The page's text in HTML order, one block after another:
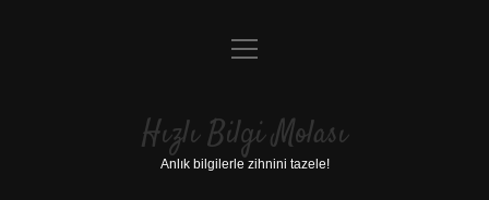
Anasayfa
Yasal Uyarı
menüyü
Hızlı Bilgi Molası
Anlık bilgilerle zihnini tazele!